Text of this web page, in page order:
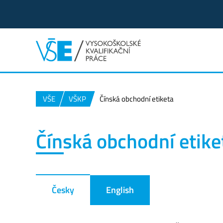
VŠE VŠKP Čínská obchodní etiketa
Čínská obchodní
Česky English